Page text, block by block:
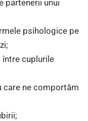
partenerii unui
psihologice pe
între cuplurile
care ne comportăm